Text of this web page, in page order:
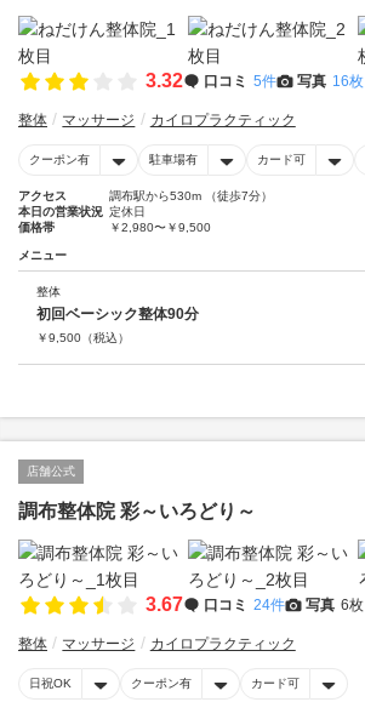
3.32 口コミ 5件 写真 16枚
整体 マッサージ カイロプラクティック
クーポン有 駐車場有 カード可
アクセス
調布駅から530m （徒歩7分）
本日の営業状況 定休日
価格帯
￥2,980〜￥9,500
メニュー
整体
初回ベーシック整体90分
￥9,500 （税込）
店舗公式
調布整体院 彩～いろどり～
3.67 口コミ 24件 写真 6枚
整体 マッサージ カイロプラクティック
日祝OK クーポン有 カード可